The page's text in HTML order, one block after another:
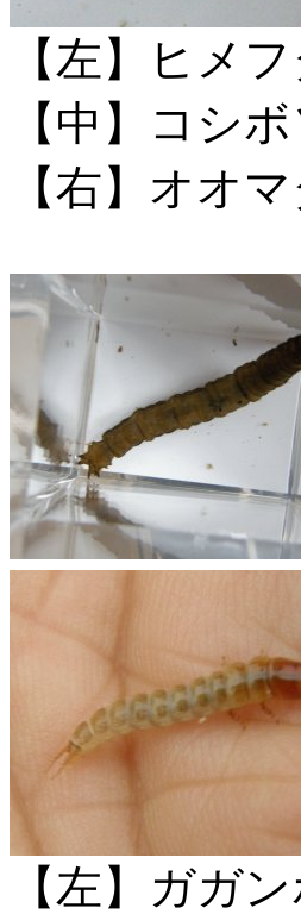
【左】ヒメ
【中】コシ
【右】オオ
【左】ガガ